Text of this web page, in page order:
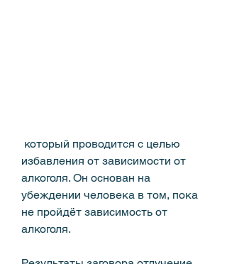
избавления от зависимости от
алкоголя. Он основан на
убеждении человека в том, пока
не пройдёт зависимость от
алкоголя.